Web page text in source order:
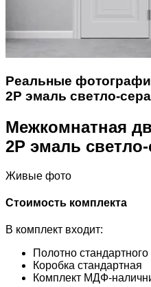
Реальные
2P эмаль светло-
Межкомнатная
2P эмаль светло-
Живые фото
Стоимость комплекта
В комплект входит:
Полотно
Коробка стандартная
Комплект МДФ-